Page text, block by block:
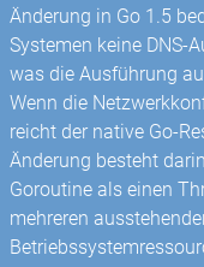
Änderung in Go 1.5
Systemen keine DNS-
was die Ausführung
Wenn die
reicht der native Go-
Änderung besteht
Goroutine als einen
mehreren